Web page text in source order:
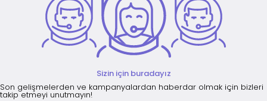
Sizin için buradayız
Son gelişmelerden ve kampanyalardan haberdar olmak için bizleri
takip etmeyi unutmayın!